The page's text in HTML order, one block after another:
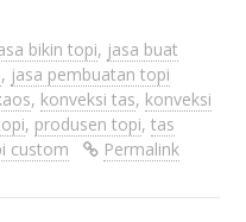
bikin topi, jasa buat
, jasa pembuatan topi
, konveksi tas, konveksi
, produsen topi,tas
custom Permalink